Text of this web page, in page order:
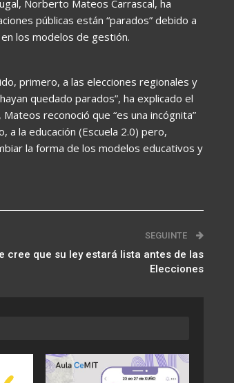
Norberto Mateos Carrascal, ha
públicas están “parados” debido a
los modelos de gestión.
primero, a las elecciones regionales y
quedado parados”, ha explicado el
reconoció que “es una incógnita”
la educación (Escuela 2.0) pero,
la forma de los modelos educativos y
SEGUINTE
cree que su ley estará lista antes de las
Elecciones